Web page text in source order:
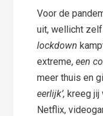
Voor de
uit, wellicht
lockdown
extreme,een
meer thuis en
eerlijk’, kreeg jij
Netflix,